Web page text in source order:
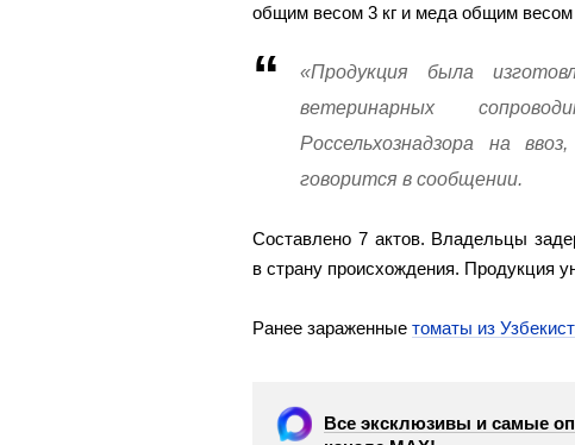
общим весом 3 кг и меда общим весом
«Продукция была
ветеринарных
Россельхознадзора на
говорится в сообщении.
Составлено 7 актов. Владельцы
в страну происхождения. Продукция
Ранее зараженные томаты из
Все эксклюзивы и самые